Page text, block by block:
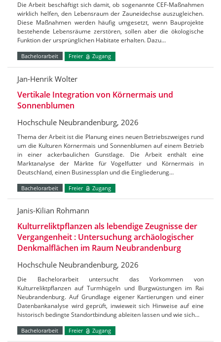
Die Arbeit beschäftigt sich damit, ob sogenannte CEF-Maßnahmen
wirklich helfen, den Lebensraum der Zauneidechse auszugleichen.
Diese Maßnahmen werden häufig umgesetzt, wenn Bauprojekte
bestehende Lebensräume zerstören, sollen aber die ökologische
Funktion der ursprünglichen Habitate erhalten. Dazu…
Bachelorarbeit Freier Zugang
Jan-Henrik Wolter
Vertikale Integration von Körnermais und
Sonnenblumen
Hochschule Neubrandenburg, 2026
Thema der Arbeit ist die Planung eines neuen Betriebszweiges rund
um die Kulturen Körnermais und Sonnenblumen auf einem Betrieb
in einer ackerbaulichen Gunstlage. Die Arbeit enthält eine
Marktanalyse der Märkte für Vogelfutter und Körnermais in
Deutschland, einen Businessplan und die Eingliederung…
Bachelorarbeit Freier Zugang
Janis-Kilian Rohmann
Kulturreliktpflanzen als lebendige Zeugnisse der
Vergangenheit : Untersuchung archäologischer
Denkmalflächen im Raum Neubrandenburg
Hochschule Neubrandenburg, 2026
Die Bachelorarbeit untersucht das Vorkommen von
Kulturreliktpflanzen auf Turmhügeln und Burgwüstungen im Rai
Neubrandenburg. Auf Grundlage eigener Kartierungen und einer
Datenbankanalyse wird geprüft, inwieweit sich Hinweise auf eine
historisch bedingte Standortbindung ableiten lassen und wie sich…
Bachelorarbeit Freier Zugang